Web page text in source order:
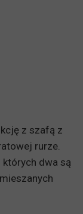
z szafą z
rurze.
których dwa są